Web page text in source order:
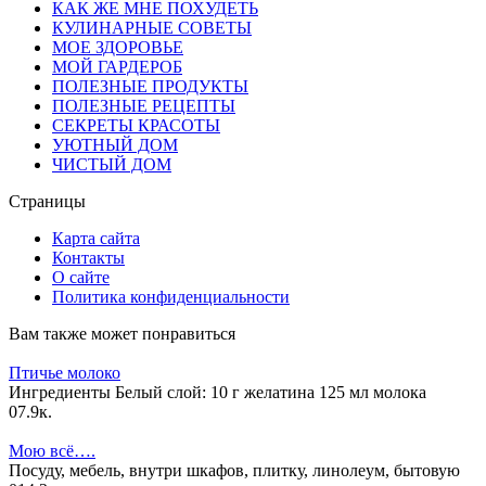
КАК ЖЕ МНЕ ПОХУДЕТЬ
КУЛИНАРНЫЕ СОВЕТЫ
МОЕ ЗДОРОВЬЕ
МОЙ ГАРДЕРОБ
ПОЛЕЗНЫЕ ПРОДУКТЫ
ПОЛЕЗНЫЕ РЕЦЕПТЫ
СЕКРЕТЫ КРАСОТЫ
УЮТНЫЙ ДОМ
ЧИСТЫЙ ДОМ
Страницы
Карта сайта
Контакты
О сайте
Политика конфиденциальности
Вам также может понравиться
Птичье молоко
Ингредиенты Белый слой: 10 г желатина 125 мл молока
07.9к.
Мою всё….
Посуду, мебель, внутри шкафов, плитку, линолеум, бытовую